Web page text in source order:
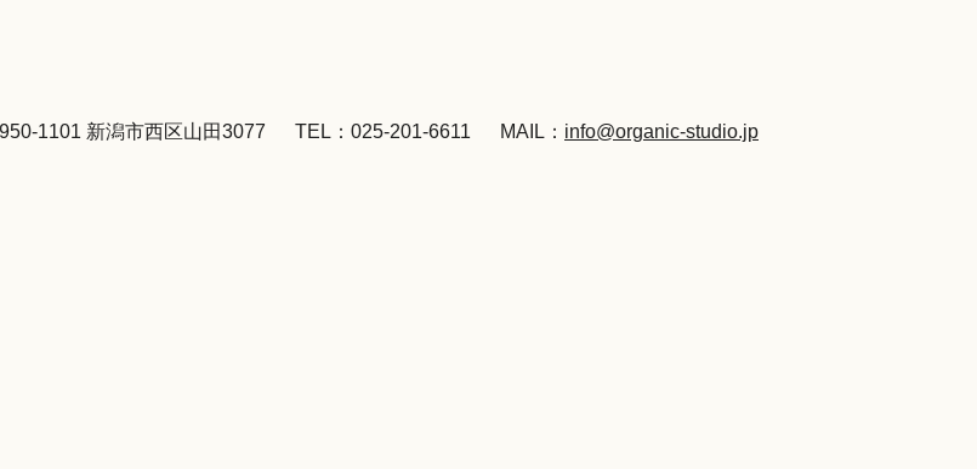
1101 新潟市西区山田3077 TEL：025-201-6611 MAIL： info@organic-studio.jp